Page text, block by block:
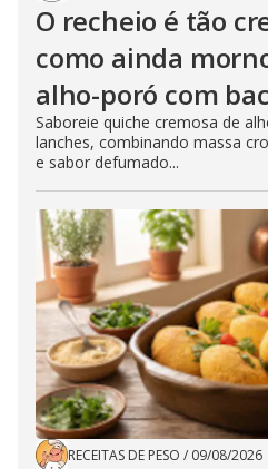
O recheio é tão
como ainda
alho-poró com
Saboreie quiche cremosa de
lanches, combinando massa
e sabor defumado...
RECEITAS DE PESO / 09/08/2026